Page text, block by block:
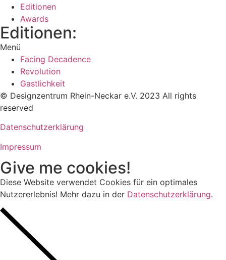
Editionen
Awards
Editionen:
Menü
Facing Decadence
Revolution
Gastlichkeit
© Designzentrum Rhein-Neckar e.V. 2023 All rights
reserved
Datenschutzerklärung
Impressum
Give me cookies!
Diese Website verwendet Cookies für ein optimales
Nutzererlebnis! Mehr dazu in der Datenschutzerklärung.